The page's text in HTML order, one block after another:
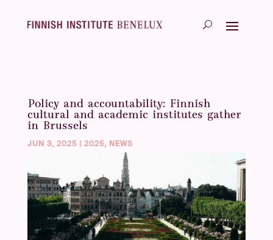
Policy and accountability: Finnish
cultural and academic institutes gather
in Brussels
JUN 3, 2025 2025, NEWS